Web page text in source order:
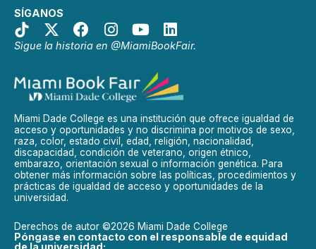
SÍGANOS
Sigue la historia en @MiamiBookFair.
Miami Dade College es una institución que ofrece igualdad de
acceso y oportunidades y no discrimina por motivos de sexo,
raza, color, estado civil, edad, religión, nacionalidad,
discapacidad, condición de veterano, origen étnico,
embarazo, orientación sexual o información genética. Para
obtener más información sobre las políticas, procedimientos y
prácticas de igualdad de acceso y oportunidades de la
universidad.
Derechos de autor ©2026 Miami Dade College
Póngase en contacto con el responsable de equidad
de la universidad: